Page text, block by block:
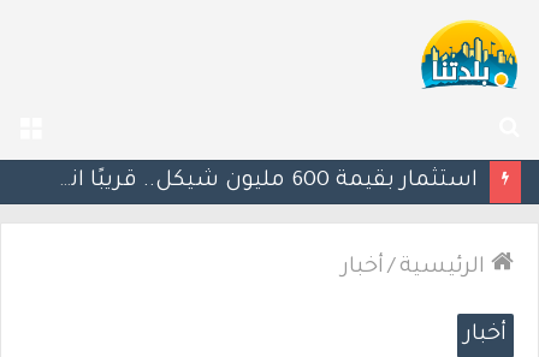
عن
الرئيسية / أخبار
أخبار